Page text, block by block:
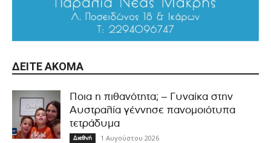
ΔΕΊΤΕ ΑΚΌΜΑ
Ποια η πιθανότητα; – Γυναίκα στην
Αυστραλία γέννησε πανομοιότυπα
τετράδυμα
Διεθνή 1 Αυγούστου 2026